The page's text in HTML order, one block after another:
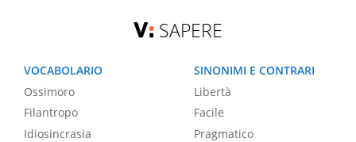
SAPERE
VOCABOLARIO
Ossimoro
Filantropo
Idiosincrasia
SINONIMI E CONTRARI
Libertà
Facile
Pragmatico